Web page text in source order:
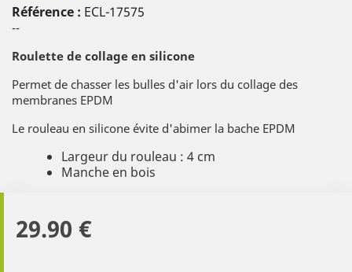
Référence : ECL-17575
--
Roulette de collage en silicone
Permet de chasser les bulles d'air lors du collage des
membranes EPDM
Le rouleau en silicone évite d'abimer la bache EPDM
Largeur du rouleau : 4 cm
Manche en bois
29.90 €